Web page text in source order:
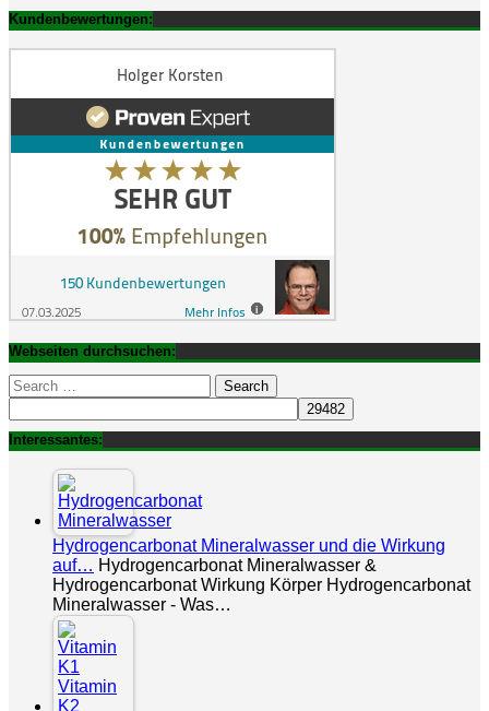
Kundenbewertungen:
Webseiten durchsuchen:
Search
for:
Interessantes:
Hydrogencarbonat Mineralwasser und die Wirkung
auf… Hydrogencarbonat Mineralwasser &
Hydrogencarbonat Wirkung Körper Hydrogencarbonat
Mineralwasser - Was…